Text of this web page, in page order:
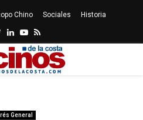
Chino Sociales Historia
Twitter
LinkedinYoutube
Rss
General